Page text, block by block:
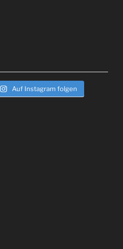
Auf Instagram folgen